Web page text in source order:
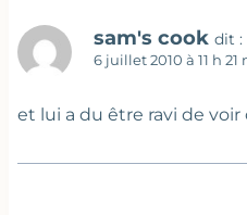
sam's cook dit :
6 juillet 2010 à 11 h 21
et lui a du être ravi de voir